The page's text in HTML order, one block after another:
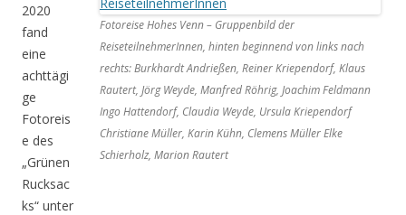
Fotoreise Hohes Venn – Gruppenbild der
ReiseteilnehmerInnen, hinten beginnend von links nach
rechts: Burkhardt Andrießen, Reiner Kriependorf, Klaus
Rautert, Jörg Weyde, Manfred Röhrig, Joachim Feldmann
Ingo Hattendorf, Claudia Weyde, Ursula Kriependorf
Christiane Müller, Karin Kühn, Clemens Müller Elke
Schierholz, Marion Rautert
2020
fand
eine
achttägi
ge
Fotoreis
e des
„Grünen
Rucksac
ks“ unter